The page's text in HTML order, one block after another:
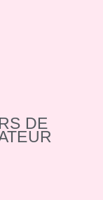
DE